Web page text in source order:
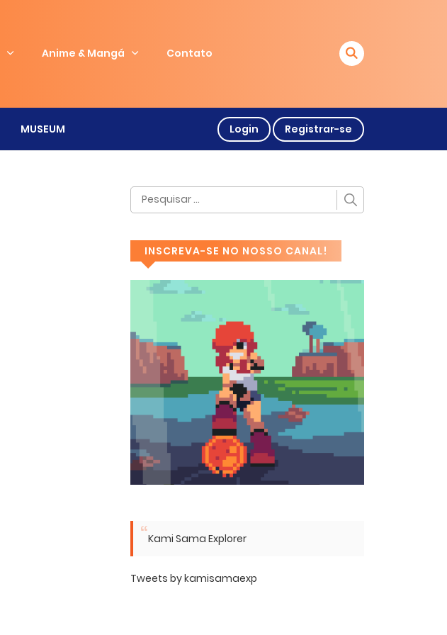
Anime & Mangá Contato
MUSEUM Login Registrar-se
INSCREVA-SE NO NOSSO CANAL!
Kami Sama Explorer
Tweets by kamisamaexp